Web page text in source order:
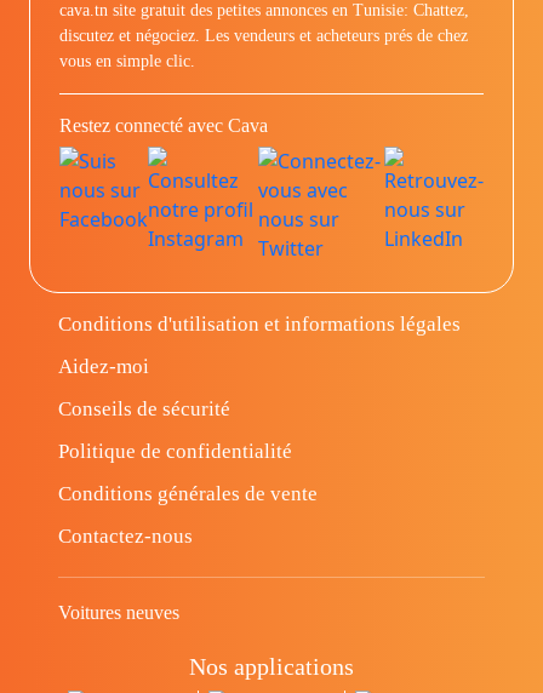
cava.tn site gratuit des petites annonces en Tunisie: Chattez,
discutez et négociez. Les vendeurs et acheteurs prés de chez
vous en simple clic.
Restez connecté avec Cava
Conditions d'utilisation et informations légales
Aidez-moi
Conseils de sécurité
Politique de confidentialité
Conditions générales de vente
Contactez-nous
Voitures neuves
Nos applications